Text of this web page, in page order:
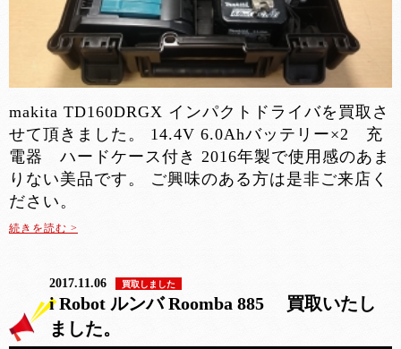
makita TD160DRGX インパクトドライバを買取さ
せて頂きました。 14.4V 6.0Ahバッテリー×2 充
電器 ハードケース付き 2016年製で使用感のあま
りない美品です。 ご興味のある方は是非ご来店く
ださい。
続きを読む >
2017.11.06 買取しました
i Robot ルンバ Roomba 885 買取いたし
ました。